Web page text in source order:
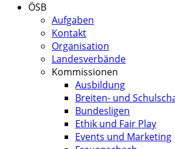
ÖSB
Aufgaben
Kontakt
Organisation
Landesverbände
Kommissionen
Ausbildung
Breiten- und
Bundesligen
Ethik und Fair Play
Events und Marketing